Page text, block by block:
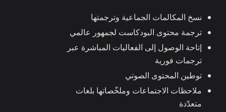
نسخ المكالمات الجماعية وترجمتها
ترجمة محتوى البودكاست لجمهور عالمي
إتاحة الوصول إلى الفعاليات المباشرة عبر
ترجمات فورية
توطين المحتوى الصوتي
ملاحظات الاجتماعات وملخّصاتها بلغات
متعدّدة